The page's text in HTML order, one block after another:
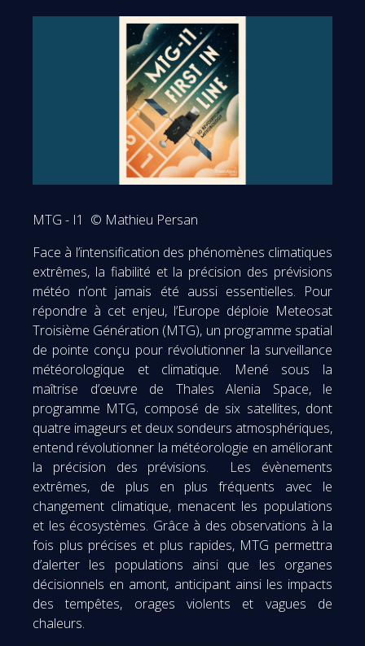
MTG - I1 © Mathieu Persan
Face à l’intensification des phénomènes climatiques
extrêmes, la fiabilité et la précision des prévisions
météo n’ont jamais été aussi essentielles. Pour
répondre à cet enjeu, l’Europe déploie Meteosat
Troisième Génération (MTG), un programme spatial
de pointe conçu pour révolutionner la surveillance
météorologique et climatique. Mené sous la
maîtrise d’œuvre de Thales Alenia Space, le
programme MTG, composé de six satellites, dont
quatre imageurs et deux sondeurs atmosphériques,
entend révolutionner la météorologie en améliorant
la précision des prévisions. Les évènements
extrêmes, de plus en plus fréquents avec le
changement climatique, menacent les populations
et les écosystèmes. Grâce à des observations à la
fois plus précises et plus rapides, MTG permettra
d’alerter les populations ainsi que les organes
décisionnels en amont, anticipant ainsi les impacts
des tempêtes, orages violents et vagues de
chaleurs.